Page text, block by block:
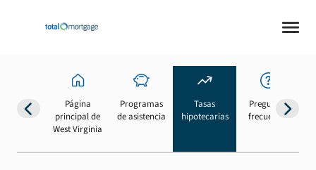
Página
principal de
West Virginia
Programas
de asistencia
Tasas
hipotecarias
Preguntas
frecuentes